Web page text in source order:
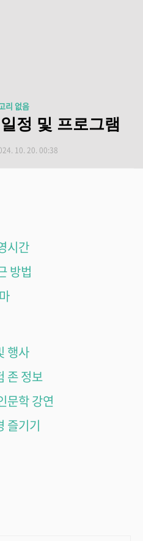
리 없음
정 및 프로그램
10. 20. 00:38
시간
방법
행사
존 정보
문학 강연
즐기기